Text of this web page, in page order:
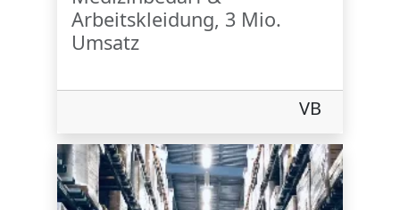
Arbeitskleidung, 3 Mio.
Umsatz
VB